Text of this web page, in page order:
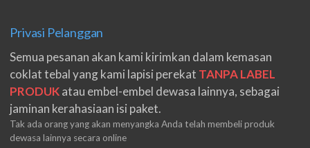
Privasi Pelanggan
Semua pesanan akan kami kirimkan dalam kemasan
coklat tebal yang kami lapisi perekat TANPA LABEL
PRODUKatau embel-embel dewasa lainnya, sebagai
jaminan kerahasiaan isi paket.
Tak ada orang yang akan menyangka Anda telah membeli produk
dewasa lainnya secara online